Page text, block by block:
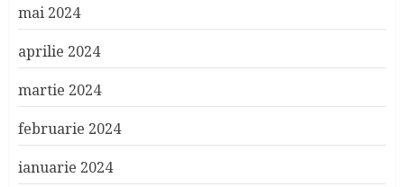
mai 2024
aprilie 2024
martie 2024
februarie 2024
ianuarie 2024